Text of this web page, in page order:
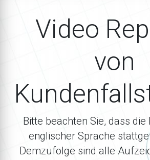
Video
von
Bitte beachten Sie, dass
englischer Sprache
Demzufolge sind alle